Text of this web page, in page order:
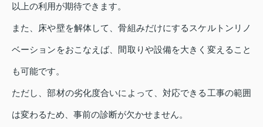
以上の利用が期待できます。
また、床や壁を解体して、骨組みだけにするスケルトンリノ
ベーションをおこなえば、間取りや設備を大きく変えること
も可能です。
ただし、部材の劣化度合いによって、対応できる工事の範囲
は変わるため、事前の診断が欠かせません。